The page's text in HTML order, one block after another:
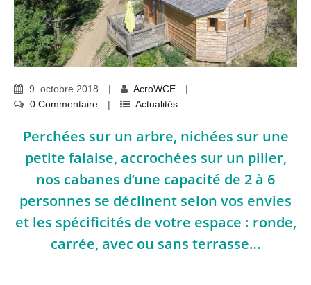
9 octobre 2018
AcroWCE
0 Commentaire
Actualités
Perchées sur un arbre, nichées sur une
petite falaise, accrochées sur un pilier,
nos cabanes d’une capacité de 2 à 6
personnes se déclinent selon vos envies
et les spécificités de votre espace : ronde,
carrée, avec ou sans terrasse…